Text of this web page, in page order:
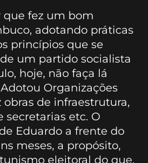
que fez um bom
adotando práticas
princípios que se
um partido socialista
hoje, não faça lá
Organizações
obras de infraestrutura,
secretarias etc. O
Eduardo a frente do
meses, a propósito,
eleitoral do que,